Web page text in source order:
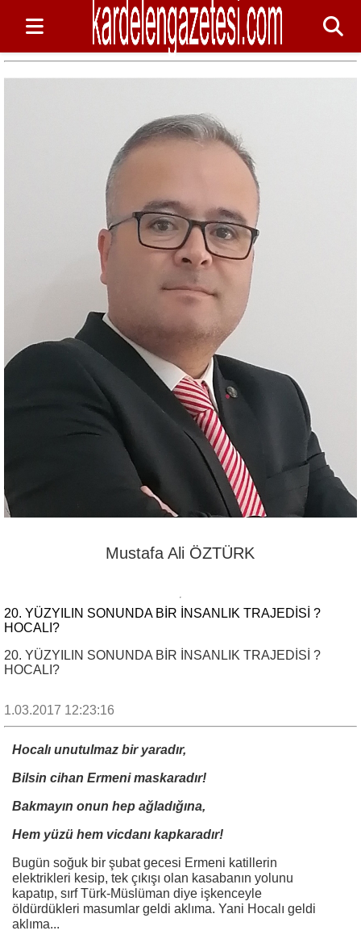
Mustafa Ali ÖZTÜRK
20. YÜZYILIN SONUNDA BİR İNSANLIK TRAJEDİSİ ?
HOCALI?
20. YÜZYILIN SONUNDA BİR İNSANLIK TRAJEDİSİ ?
HOCALI?
1.03.2017 12:23:16
Hocalı unutulmaz bir yaradır,
Bilsin cihan Ermeni maskaradır!
Bakmayın onun hep ağladığına,
Hem yüzü hem vicdanı kapkaradır!
Bugün soğuk bir şubat gecesi Ermeni katillerin
elektrikleri kesip, tek çıkışı olan kasabanın yolunu
kapatıp, sırf Türk-Müslüman diye işkenceyle
öldürdükleri masumlar geldi aklıma. Yani Hocalı geldi
aklıma...